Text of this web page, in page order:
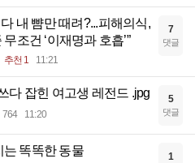
내 뺨만 때려?...피해의식,
조건 ‘이재명과 호흡’”
추천 1 11:21
7
댓글
다 잡힌 여고생 레전드 .jpg
764 11:20
5
댓글
똑똑한 동물 1